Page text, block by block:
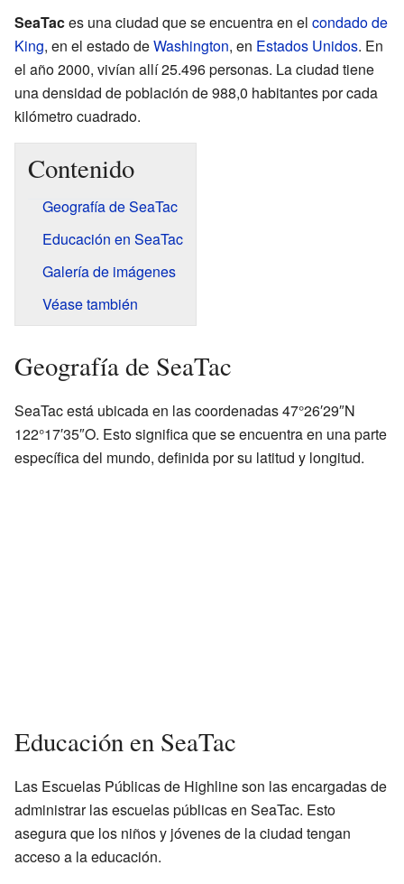
SeaTaces una ciudad que se encuentra en el condado de
King, en el estado deWashington, en Estados Unidos. En
el año 2000, vivían allí 25.496 personas. La ciudad tiene
una densidad de población de 988,0 habitantes por cada
kilómetro cuadrado.
Contenido
Geografía de SeaTac
Educación en SeaTac
Galería de imágenes
Véase también
Geografía de SeaTac
SeaTac está ubicada en las coordenadas 47°26′29″N
122°17′35″O. Esto significa que se encuentra en una parte
específica del mundo, definida por su latitud y longitud.
Educación en SeaTac
Las Escuelas Públicas de Highline son las encargadas de
administrar las escuelas públicas en SeaTac. Esto
asegura que los niños y jóvenes de la ciudad tengan
acceso a la educación.